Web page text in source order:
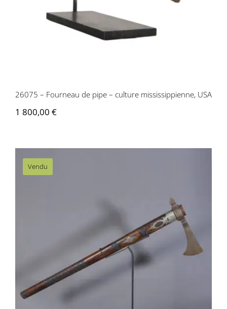
26075 – Fourneau de pipe – culture mississippienne, USA
1 800,00 €
Vendu
AM001 Tomahawk – USA